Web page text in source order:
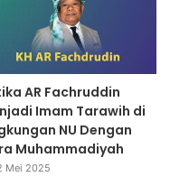
AR Fachruddin
Imam Tarawih di
NU Dengan
Muhammadiyah
Mei 2025